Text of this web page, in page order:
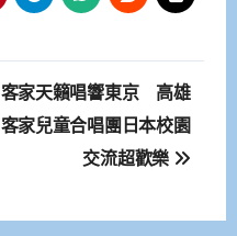
客家天籟唱響東京 高雄
客家兒童合唱團日本校園
交流超歡樂